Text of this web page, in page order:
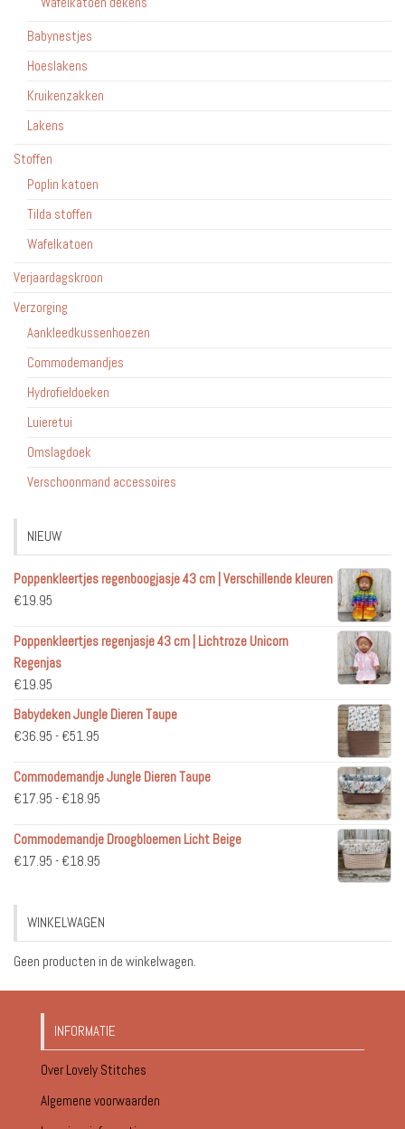
Babynestjes
Hoeslakens
Kruikenzakken
Lakens
Stoffen
Poplin katoen
Tilda stoffen
Wafelkatoen
Verjaardagskroon
Verzorging
Aankleedkussenhoezen
Commodemandjes
Hydrofieldoeken
Luieretui
Omslagdoek
Verschoonmand accessoires
NIEUW
Poppenkleertjes regenboogjasje 43 cm | Verschillende kleuren
€19.95
Poppenkleertjes regenjasje 43 cm | Lichtroze Unicorn
Regenjas
€19.95
Babydeken Jungle Dieren Taupe
€36.95 - €51.95
tot
€51.95
Commodemandje Jungle Dieren Taupe
€17.95 - €18.95
tot
Commodemandje Droogbloemen Licht Beige
€17.95 - €18.95
€18.95
WINKELWAGEN
Geen producten in de winkelwagen.
INFORMATIE
Over Lovely Stitches
Algemene voorwaarden